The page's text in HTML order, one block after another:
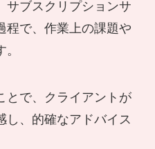
サブスクリプションサ
程で、作業上の課題や
とで、クライアントが
し、的確なアドバイス